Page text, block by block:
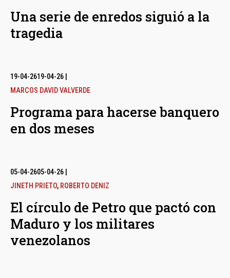
Una serie de enredos siguió a la
tragedia
19-04-2619-04-26
MARCOS DAVID VALVERDE
Programa para hacerse banquero
en dos meses
05-04-2605-04-26
JINETH PRIETO, ROBERTO DENIZ
El círculo de Petro que pactó con
Maduro y los militares
venezolanos